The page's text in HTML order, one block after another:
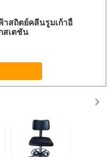
สถิตย์คลีนรูมเก้าอี้
สเตชัน